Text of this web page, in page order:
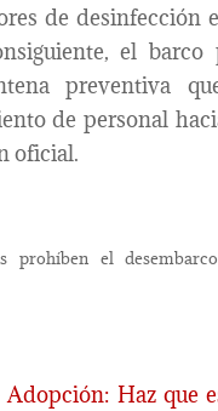
de desinfección
el barco
preventiva
de personal
oficial.
prohíben el
Adopción: Haz que